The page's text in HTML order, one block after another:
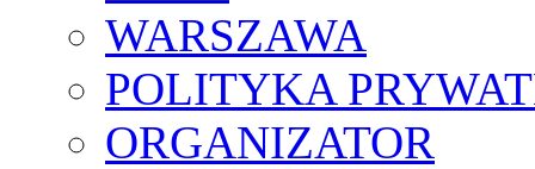
WARSZAWA
POLITYKA
ORGANIZATOR